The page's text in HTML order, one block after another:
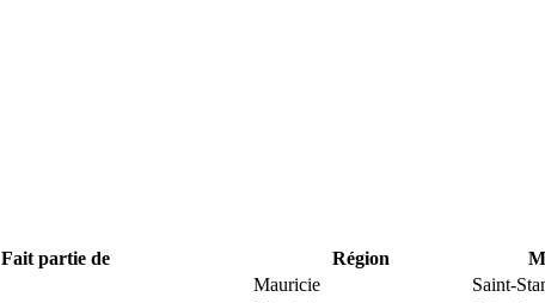
Fait partie de Région
Mauricie
Saint-